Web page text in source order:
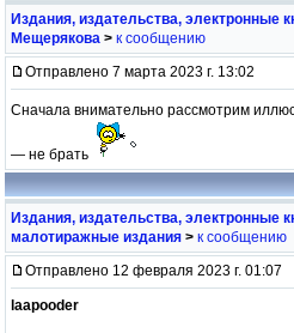
Издания, издательства, электронные
Мещерякова > к сообщению
Отправлено 7 марта 2023 г. 13:02
Сначала внимательно рассмотрим
— не брать
Издания, издательства, электронные
малотиражные издания > к сообщению
Отправлено 12 февраля 2023 г. 01:07
laapooder